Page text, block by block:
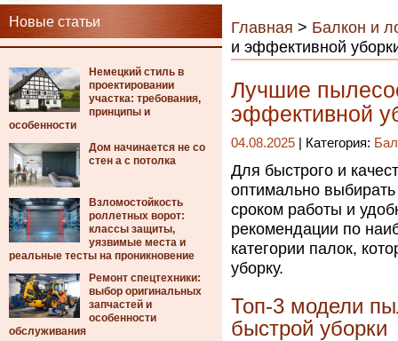
Новые статьи
Немецкий стиль в
проектировании
участка: требования,
принципы и
особенности
Дом начинается не со
стен а с потолка
Взломостойкость
роллетных ворот:
классы защиты,
уязвимые места и
реальные тесты на проникновение
Ремонт спецтехники:
выбор оригинальных
запчастей и
особенности
обслуживания
Главная > Балкон и
и эффективной
Лучшие
эффективной
04.08.2025 | Категория:
Для быстрого и
оптимально
сроком работы и
рекомендации по
категории палок,
уборку.
Топ-3 модели
быстрой уборки